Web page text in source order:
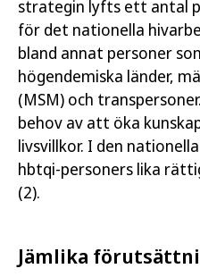
strategin lyfts ett antal
för det nationella
bland annat personer
högendemiska länder,
(MSM) och
behov av att öka
livsvillkor. I den
hbtqi-personers lika
(2).
Jämlika